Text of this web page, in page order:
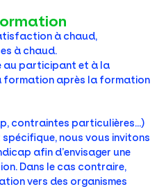
à chaud,
à chaud.
au participant et à la
formation après la formation
contraintes particulières…)
spécifique, nous vous invitons
afin d’envisager une
Dans le cas contraire,
vers des organismes